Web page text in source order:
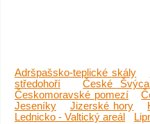
Adršpašsko-teplické skály
středohoří
České
Českomoravské pomezí
Jeseníky
Jizerské hory
Lednicko - Valtický areál